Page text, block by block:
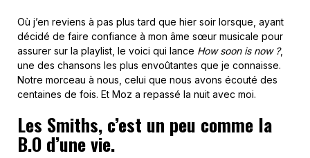
Où j’en reviens à pas plus tard que hier soir lorsque, ayant
décidé de faire confiance à mon âme sœur musicale pour
assurer sur la playlist, le voici qui lance How soon is now ?,
une des chansons les plus envoûtantes que je connaisse.
Notre morceau à nous, celui que nous avons écouté des
centaines de fois. Et Moz a repassé la nuit avec moi.
Les Smiths, c’est un peu comme la
B.O d’une vie.